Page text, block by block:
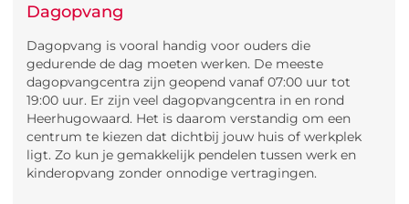
Dagopvang
Dagopvang is vooral handig voor ouders die
gedurende de dag moeten werken. De meeste
dagopvangcentra zijn geopend vanaf 07:00 uur tot
19:00 uur. Er zijn veel dagopvangcentra in en rond
Heerhugowaard. Het is daarom verstandig om een
centrum te kiezen dat dichtbij jouw huis of werkplek
ligt. Zo kun je gemakkelijk pendelen tussen werk en
kinderopvang zonder onnodige vertragingen.